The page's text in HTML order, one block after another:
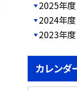
2025年度
2024年度
2023年度
カレンダ